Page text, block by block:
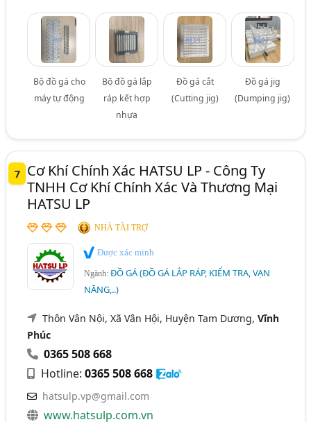
Bộ đồ gá cho
máy tự động
Bộ đồ gá lắp
ráp kết hợp
nhựa
Đồ gá cắt
(Cutting jig)
Đồ gá jig
(Dumping jig)
7
Cơ Khí Chính Xác HATSU LP - Công Ty
TNHH Cơ Khí Chính Xác Và Thương Mại
HATSU LP
NHÀ TÀI TRỢ
Được xác minh
Ngành:ĐỒ GÁ (ĐỒ GÁ LẮP RÁP, KIỂM TRA, VẠN
NĂNG,..)
Thôn Vân Nội, Xã Vân Hội, Huyện Tam Dương,Vĩnh
Phúc
0365 508 668
Hotline:0365 508 668
hatsulp.vp@gmail.com
www.hatsulp.com.vn